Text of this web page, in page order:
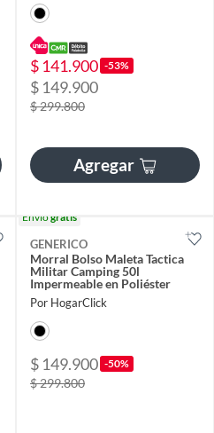
$ 141.900 -53%
$ 149.900
$ 299.800
Agregar
Envíogratis
GENERICO
Morral Bolso Maleta Tactica
Militar Camping 50l
Impermeable en Poliéster
Por HogarClick
$ 149.900 -50%
$ 299.800